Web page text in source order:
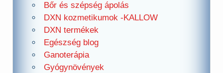
Bőr és szépség ápolás
DXN kozmetikumok -KALLOW
DXN termékek
Egészség blog
Ganoterápia
Gyógynövények